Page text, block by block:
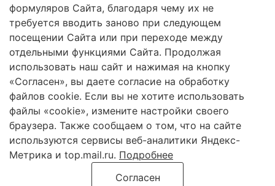
2026 Трансформация экосистем
Череповецкий Государственный Университет
ISSN 2619-0931 Online
Контент доступен под лицензией Creative Commons
Attribution 4.0 License
Сетевое издание «Трансформация экосистем» / «Ecosystem
сфере связи, информационных технологий и массовых коммуникаций
формуляров Сайта, благодаря чему их не
требуется вводить заново при следующем
посещении Сайта или при переходе между
отдельными функциями Сайта. Продолжая
использовать наш сайт и нажимая на кнопку
«Согласен», вы даете согласие на обработку
файлов cookie. Если вы не хотите использовать
файлы «cookie», измените настройки своего
браузера. Также сообщаем о том, что на сайте
используются сервисы веб-аналитики Яндекс-
Метрика и top.mail.ru. Подробнее
Согласен